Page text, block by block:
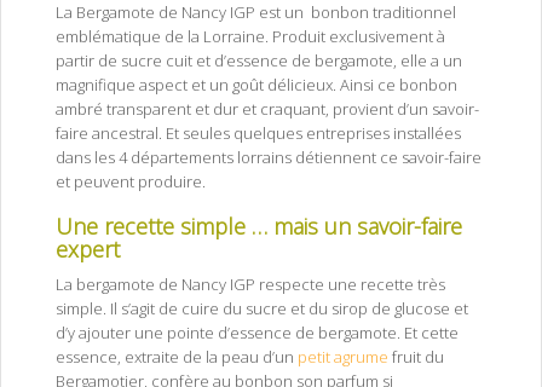
La Bergamote de Nancy IGP est un bonbon traditionnel
emblématique de la Lorraine. Produit exclusivement à
partir de sucre cuit et d’essence de bergamote, elle a un
magnifique aspect et un goût délicieux. Ainsi ce bonbon
ambré transparent et dur et craquant, provient d’un savoir-
faire ancestral. Et seules quelques entreprises installées
dans les 4 départements lorrains détiennent ce savoir-faire
et peuvent produire.
Une recette simple … mais un savoir-faire
expert
La bergamote de Nancy IGP respecte une recette très
simple. Il s’agit de cuire du sucre et du sirop de glucose et
d’y ajouter une pointe d’essence de bergamote. Et cette
essence, extraite de la peau d’un petit agrume fruit du
Bergamotier, confère au bonbon son parfum si